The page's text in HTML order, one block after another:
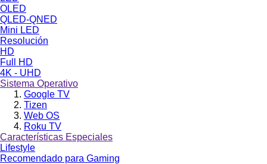
OLED
QLED-QNED
Mini LED
Resolución
HD
Full HD
4K - UHD
Sistema Operativo
Google TV
Tizen
Web OS
Roku TV
Características Especiales
Lifestyle
Recomendado para Gaming